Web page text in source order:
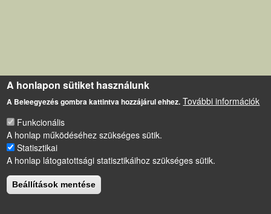
A honlapon sütiket használunk
A Beleegyezés gombra kattintva hozzájárul ehhez. További információk
Funkcionális
A honlap működéséhez szükséges sütik.
Statisztikai
A honlap látogatottsági statisztikáihoz szükséges sütik.
Beállítások mentése